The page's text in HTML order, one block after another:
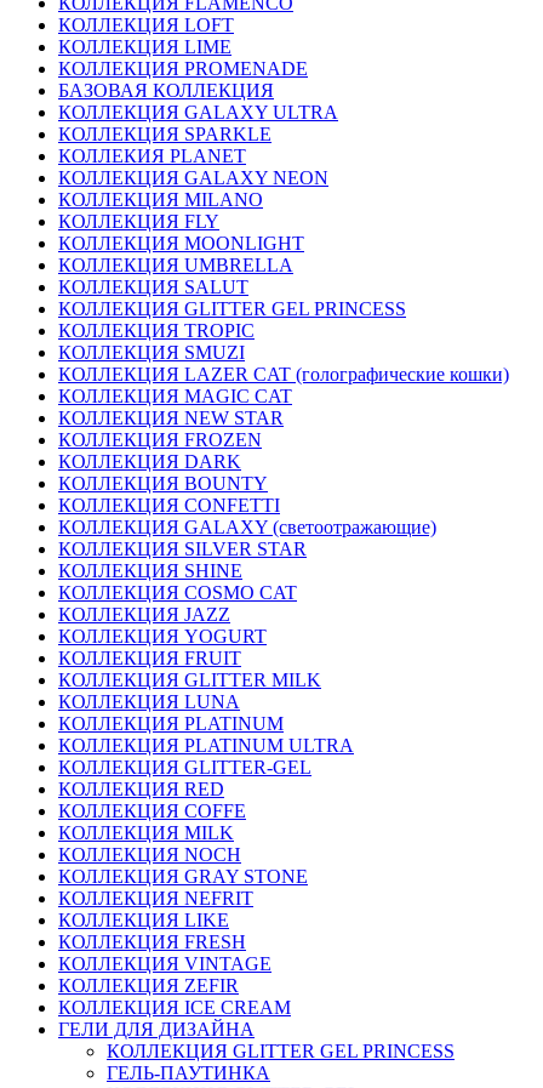
КОЛЛЕКЦИЯ LOFT
КОЛЛЕКЦИЯ LIME
КОЛЛЕКЦИЯ PROMENADE
БАЗОВАЯ КОЛЛЕКЦИЯ
КОЛЛЕКЦИЯ GALAXY ULTRA
КОЛЛЕКЦИЯ SPARKLE
КОЛЛЕКИЯ PLANET
КОЛЛЕКЦИЯ GALAXY NEON
КОЛЛЕКЦИЯ MILANO
КОЛЛЕКЦИЯ FLY
КОЛЛЕКЦИЯ MOONLIGHT
КОЛЛЕКЦИЯ UMBRELLA
КОЛЛЕКЦИЯ SALUT
КОЛЛЕКЦИЯ GLITTER GEL PRINCESS
КОЛЛЕКЦИЯ TROPIC
КОЛЛЕКЦИЯ SMUZI
КОЛЛЕКЦИЯ LAZER CAT (голографические кошки)
КОЛЛЕКЦИЯ MAGIC CAT
КОЛЛЕКЦИЯ NEW STAR
КОЛЛЕКЦИЯ FROZEN
КОЛЛЕКЦИЯ DARK
КОЛЛЕКЦИЯ BOUNTY
КОЛЛЕКЦИЯ CONFETTI
КОЛЛЕКЦИЯ GALAXY (светоотражающие)
КОЛЛЕКЦИЯ SILVER STAR
КОЛЛЕКЦИЯ SHINE
КОЛЛЕКЦИЯ COSMO CAT
КОЛЛЕКЦИЯ JAZZ
КОЛЛЕКЦИЯ YOGURT
КОЛЛЕКЦИЯ FRUIT
КОЛЛЕКЦИЯ GLITTER MILK
КОЛЛЕКЦИЯ LUNA
КОЛЛЕКЦИЯ PLATINUM
КОЛЛЕКЦИЯ PLATINUM ULTRA
КОЛЛЕКЦИЯ GLITTER-GEL
КОЛЛЕКЦИЯ RED
КОЛЛЕКЦИЯ COFFE
КОЛЛЕКЦИЯ MILK
КОЛЛЕКЦИЯ NOCH
КОЛЛЕКЦИЯ GRAY STONE
КОЛЛЕКЦИЯ NEFRIT
КОЛЛЕКЦИЯ LIKE
КОЛЛЕКЦИЯ FRESH
КОЛЛЕКЦИЯ VINTAGE
КОЛЛЕКЦИЯ ZEFIR
КОЛЛЕКЦИЯ ICE CREAM
ГЕЛИ ДЛЯ ДИЗАЙНА
КОЛЛЕКЦИЯ GLITTER GEL PRINCESS
ГЕЛЬ-ПАУТИНКА